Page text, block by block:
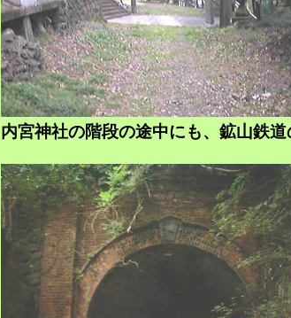
内宮神社の階段の途中にも、鉱山鉄